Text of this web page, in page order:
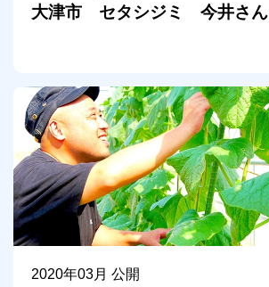
大津市 セタシジミ 今井さん
2020年03月 公開